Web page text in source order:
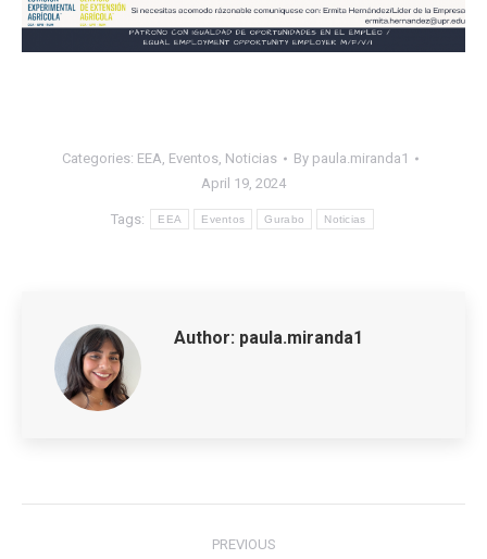
Categories: EEA, Eventos, Noticias By paula.miranda1
April 19, 2024
Tags: EEA Eventos Gurabo Noticias
Author: paula.miranda1
PREVIOUS